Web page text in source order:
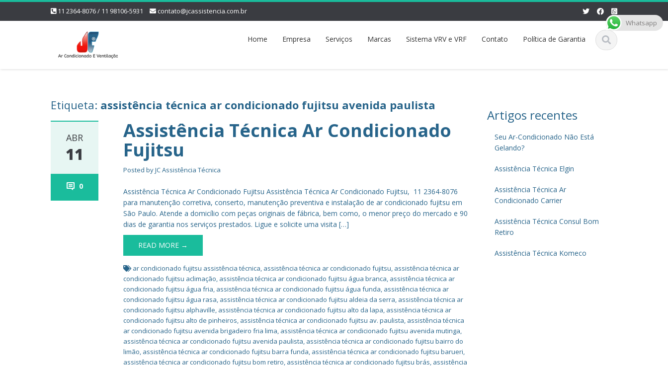
11 2364-8076 / 11 98106-5931 contato@jcassistencia.com.br
Home Empresa Serviços Marcas Sistema VRV e VRF Contato Política de Garantia
Etiqueta: assistência técnica ar condicionado fujitsu avenida paulista
ABR
11
0
Assistência Técnica Ar Condicionado
Fujitsu
Posted byJC Assistência Técnica
Assistência Técnica Ar Condicionado Fujitsu Assistência Técnica Ar Condicionado Fujitsu, 11 2364-8076
para manutenção corretiva, conserto, manutenção preventiva e instalação de ar condicionado fujitsu em
São Paulo. Atende a domicílio com peças originais de fábrica, bem como, o menor preço do mercado e 90
dias de garantia nos serviços prestados. Ligue e solicite uma visita […]
READ MORE →
ar condicionado fujitsu assistência técnica, assistência técnica ar condicionado fujitsu, assistência técnica ar
condicionado fujitsu aclimação, assistência técnica ar condicionado fujitsu água branca, assistência técnica ar
condicionado fujitsu água fria, assistência técnica ar condicionado fujitsu água funda, assistência técnica ar
condicionado fujitsu água rasa, assistência técnica ar condicionado fujitsu aldeia da serra, assistência técnica ar
condicionado fujitsu alphaville, assistência técnica ar condicionado fujitsu alto da lapa, assistência técnica ar
condicionado fujitsu alto de pinheiros, assistência técnica ar condicionado fujitsu av. paulista, assistência técnica
ar condicionado fujitsu avenida brigadeiro fria lima, assistência técnica ar condicionado fujitsu avenida mutinga,
assistência técnica ar condicionado fujitsu avenida paulista, assistência técnica ar condicionado fujitsu bairro do
limão, assistência técnica ar condicionado fujitsu barra funda, assistência técnica ar condicionado fujitsu barueri,
assistência técnica ar condicionado fujitsu bom retiro, assistência técnica ar condicionado fujitsu brás, assistência
Artigos recentes
Seu Ar-Condicionado Não Está
Gelando?
Assistência Técnica Elgin
Assistência Técnica Ar
Condicionado Carrier
Assistência Técnica Consul Bom
Retiro
Assistência Técnica Komeco
Whatsapp